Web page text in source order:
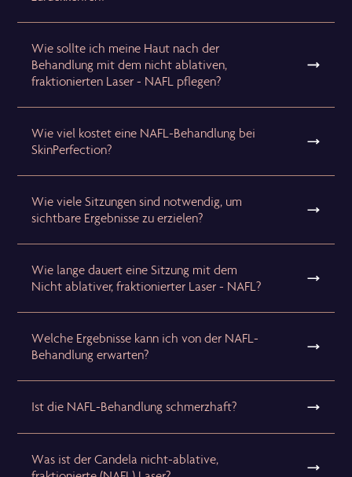
Wie sollte ich meine Haut nach der
Behandlung mit dem nicht ablativen,
fraktionierten Laser - NAFL pflegen?
Wie viel kostet eine NAFL-Behandlung bei
SkinPerfection?
Wie viele Sitzungen sind notwendig, um
sichtbare Ergebnisse zu erzielen?
Wie lange dauert eine Sitzung mit dem
Nicht ablativer, fraktionierter Laser - NAFL?
Welche Ergebnisse kann ich von der NAFL-
Behandlung erwarten?
Ist die NAFL-Behandlung schmerzhaft?
Was ist der Candela nicht-ablative,